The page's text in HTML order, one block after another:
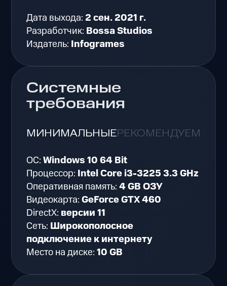
Дата выхода: 2 сен. 2021 г.
Разработчик: Bossa Studios
Издатель: Infogrames
Системные
требования
МИНИМАЛЬНЫЕРЕКОМЕНДУЕМЫЕ
ОС:Windows 10 64 Bit
Процессор: Intel Core i3-3225 3.3 GHz
Оперативная память:4 GB ОЗУ
Видеокарта:GeForce GTX 460
DirectX: версии 11
Сеть: Широкополосное
подключение к интернету
Место на диске:10 GB